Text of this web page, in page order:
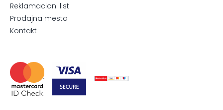
Reklamacioni list
Prodajna mesta
Kontakt